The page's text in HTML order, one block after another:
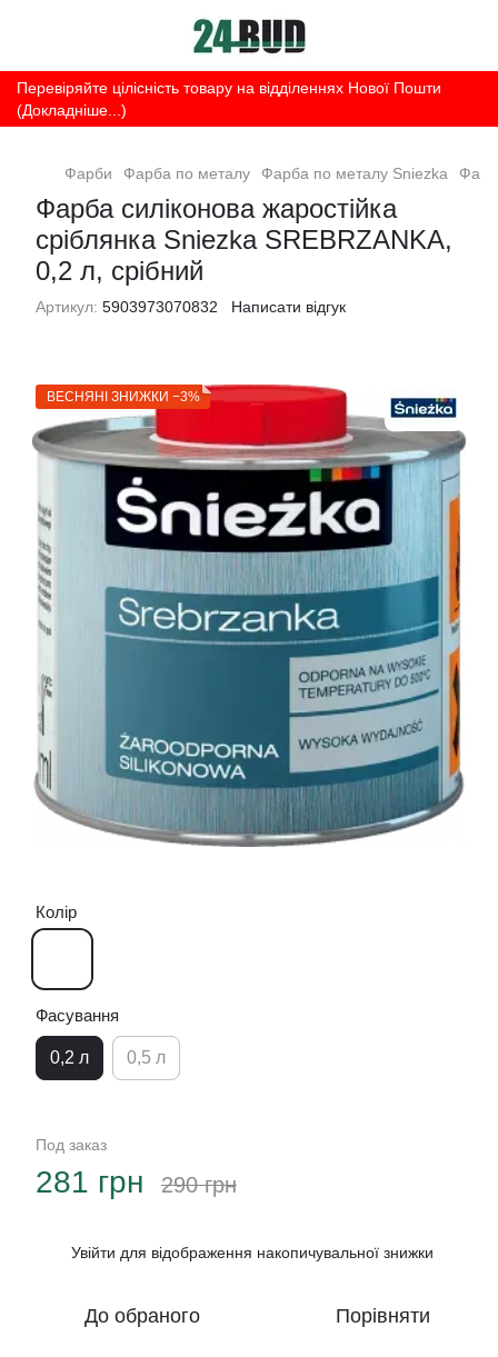
Перевіряйте цілісність товару на відділеннях Нової Пошти
(Докладніше...)
Фарби Фарба по металу Фарба по металу Sniezka
Фарба силіконова жаростійка
сріблянка Sniezka SREBRZANKA,
0,2 л, срібний
Артикул: 5903973070832 Написати відгук
ВЕСНЯНІ ЗНИЖКИ −3%
Колір
Фасування
0,2 л 0,5 л
Под заказ
281 грн 290 грн
Увійти для відображення накопичувальної знижки
До обраного Порівняти